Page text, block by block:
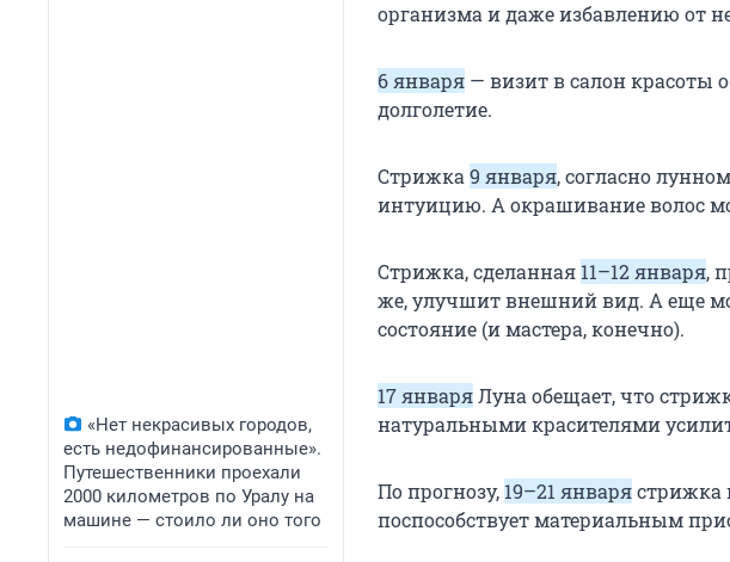
«Нет некрасивых городов,
есть недофинансированные».
Путешественники проехали
2000 километров по Уралу на
машине — стоило ли оно того
организма и даже избавлению от
6 января — визит в салон красоты
долголетие.
Стрижка 9 января, согласно
интуицию. А окрашивание волос
Стрижка, сделанная 11–12 января,
же, улучшит внешний вид. А еще
состояние (и мастера, конечно).
17 январяЛуна обещает, что
натуральными красителями усилит
По прогнозу, 19–21 январястрижка
поспособствует материальным